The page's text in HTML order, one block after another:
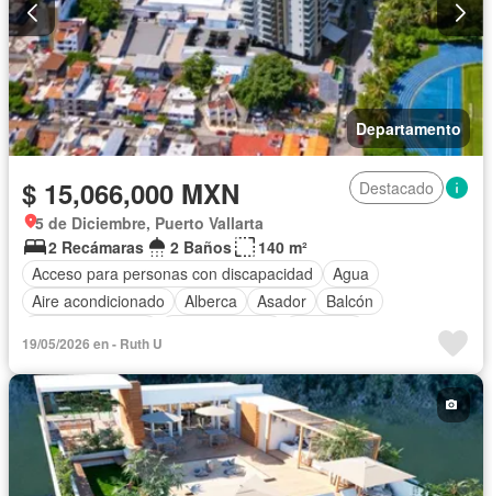
Departamento
$ 15,066,000 MXN
Destacado
5 de Diciembre, Puerto Vallarta
2 Recámaras
2 Baños
140 m²
Acceso para personas con discapacidad
Agua
Aire acondicionado
Alberca Asador
Balcón
Cuarto de servicio
Estacionamiento
Gimnasio Internet Jacuzzi
Jardín
Recámara con closet
Azotea
Seguridad
Televisión por cable
Terraza Vista panorámica
Zonas verdes
Sin amueblar
19/05/2026 en - Ruth U